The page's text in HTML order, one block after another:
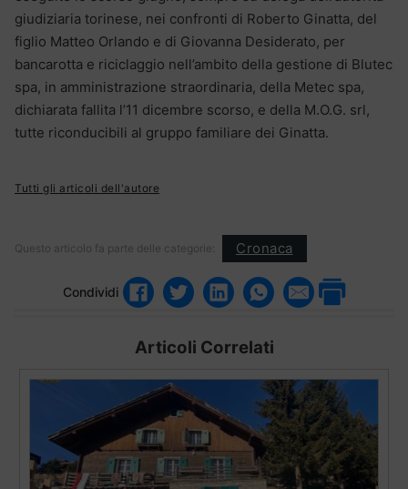
giudiziaria torinese, nei confronti di Roberto Ginatta, del
figlio Matteo Orlando e di Giovanna Desiderato, per
bancarotta e riciclaggio nell’ambito della gestione di Blutec
spa, in amministrazione straordinaria, della Metec spa,
dichiarata fallita l’11 dicembre scorso, e della M.O.G. srl,
tutte riconducibili al gruppo familiare dei Ginatta.
Tutti gli articoli dell'autore
Questo articolo fa parte delle categorie: Cronaca
Condividi
Articoli Correlati